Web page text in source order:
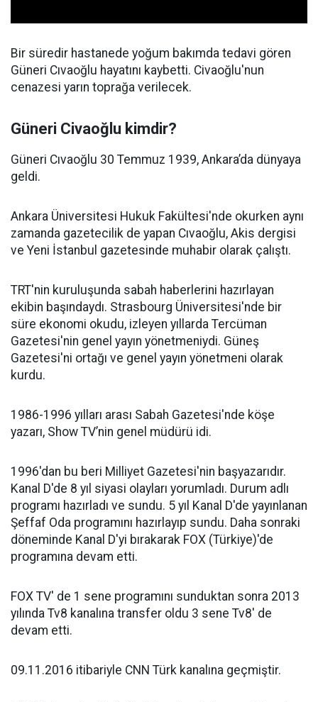
Bir süredir hastanede yoğum bakımda tedavi gören
Güneri Cıvaoğlu hayatını kaybetti. Civaoğlu'nun
cenazesi yarın toprağa verilecek.
Güneri Civaoğlu kimdir?
Güneri Cıvaoğlu 30 Temmuz 1939, Ankara’da dünyaya
geldi.
Ankara Üniversitesi Hukuk Fakültesi'nde okurken aynı
zamanda gazetecilik de yapan Cıvaoğlu, Akis dergisi
ve Yeni İstanbul gazetesinde muhabir olarak çalıştı.
TRT'nin kuruluşunda sabah haberlerini hazırlayan
ekibin başındaydı. Strasbourg Üniversitesi'nde bir
süre ekonomi okudu, izleyen yıllarda Tercüman
Gazetesi'nin genel yayın yönetmeniydi. Güneş
Gazetesi'ni ortağı ve genel yayın yönetmeni olarak
kurdu.
1986-1996 yılları arası Sabah Gazetesi'nde köşe
yazarı, Show TV’nin genel müdürü idi.
1996'dan bu beri Milliyet Gazetesi'nin başyazarıdır.
Kanal D'de 8 yıl siyasi olayları yorumladı. Durum adlı
programı hazırladı ve sundu. 5 yıl Kanal D'de yayınlanan
Şeffaf Oda programını hazırlayıp sundu. Daha sonraki
döneminde Kanal D'yi bırakarak FOX (Türkiye)'de
programına devam etti.
FOX TV' de 1 sene programını sunduktan sonra 2013
yılında Tv8 kanalına transfer oldu 3 sene Tv8' de
devam etti.
09.11.2016 itibariyle CNN Türk kanalına geçmiştir.